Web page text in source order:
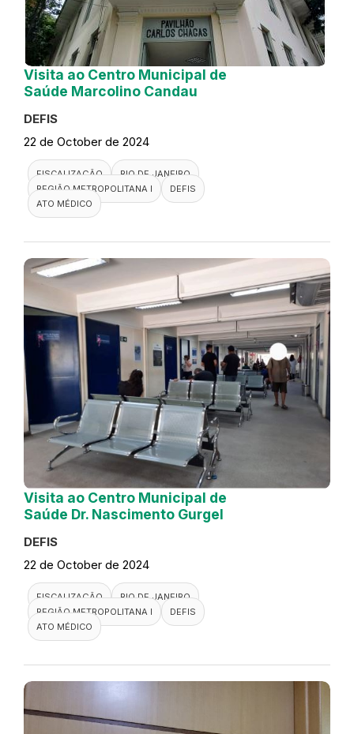
Visita ao Centro Municipal de
Saúde Marcolino Candau
DEFIS
22 de October de 2024
FISCALIZAÇÃO
RIO DE JANEIRO
REGIÃO METROPOLITANA I
DEFIS
ATO MÉDICO
Visita ao Centro Municipal de
Saúde Dr. Nascimento Gurgel
DEFIS
22 de October de 2024
FISCALIZAÇÃO
RIO DE JANEIRO
REGIÃO METROPOLITANA I
DEFIS
ATO MÉDICO